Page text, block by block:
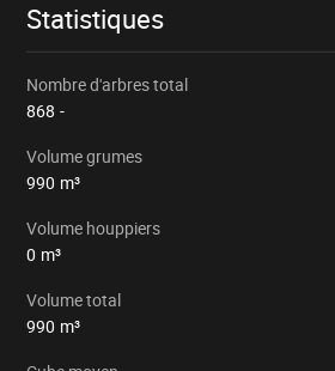
Statistiques
Nombre d'arbres total
868 -
Volume grumes
990 m³
Volume houppiers
0 m³
Volume total
990 m³